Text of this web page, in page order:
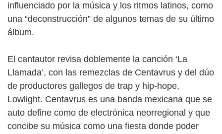
influenciado por la música y los ritmos latinos, como
una “deconstrucción” de algunos temas de su último
álbum.
El cantautor revisa doblemente la canción ‘La
Llamada’, con las remezclas de Centavrus y del dúo
de productores gallegos de trap y hip-hope,
Lowlight. Centavrus es una banda mexicana que se
auto define como de electrónica neorregional y que
concibe su música como una fiesta donde poder